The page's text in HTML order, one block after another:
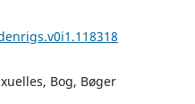
Bog, Bøger